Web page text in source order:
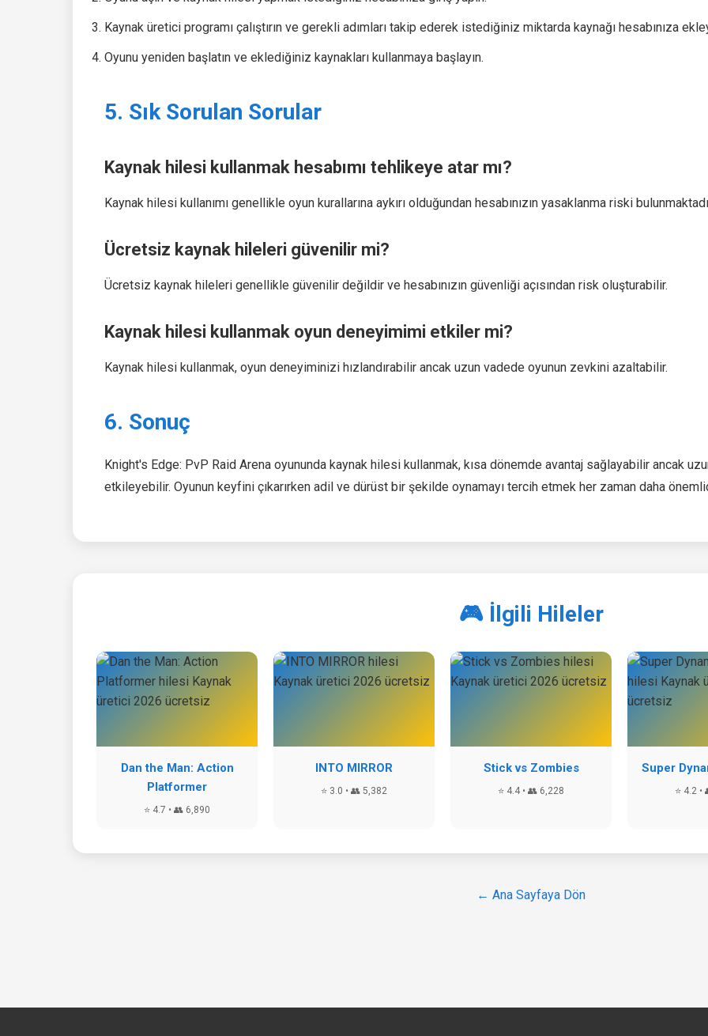
Kaynak üretici programı çalıştırın ve gerekli adımları takip ederek istediğiniz miktarda kaynağı hesabınıza
Oyunu yeniden başlatın ve eklediğiniz kaynakları kullanmaya başlayın.
5. Sık Sorulan Sorular
Kaynak hilesi kullanmak hesabımı tehlikeye atar mı?
Kaynak hilesi kullanımı genellikle oyun kurallarına aykırı olduğundan hesabınızın yasaklanma riski
Ücretsiz kaynak hileleri güvenilir mi?
Ücretsiz kaynak hileleri genellikle güvenilir değildir ve hesabınızın güvenliği açısından risk oluşturabilir.
Kaynak hilesi kullanmak oyun deneyimimi etkiler mi?
Kaynak hilesi kullanmak, oyun deneyiminizi hızlandırabilir ancak uzun vadede oyunun zevkini azaltabilir.
6. Sonuç
Knight's Edge: PvP Raid Arena oyununda kaynak hilesi kullanmak, kısa dönemde avantaj sağlayabilir ancak
etkileyebilir. Oyunun keyfini çıkarırken adil ve dürüst bir şekilde oynamayı tercih etmek her zaman daha
🎮 İlgili Hileler
Dan the Man: Action
Platformer
⭐ 4.7 • 👥 6,890
INTO MIRROR
⭐ 3.0 • 👥 5,382
Stick vs Zombies
⭐ 4.4 • 👥 6,228
Super
⭐ 4.2
← Ana Sayfaya Dön